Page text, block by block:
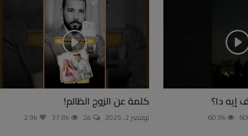
إيه دا؟
60.9k
كلمة عن الزوج الظالم!
نوفمبر 2, 2025 37.8k
2.9k